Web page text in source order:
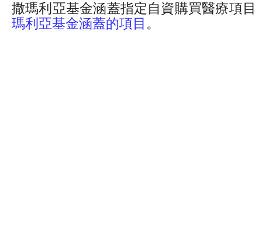
撒瑪利亞基金涵蓋指定自資購買醫療項目
瑪利亞基金涵蓋的項目 。